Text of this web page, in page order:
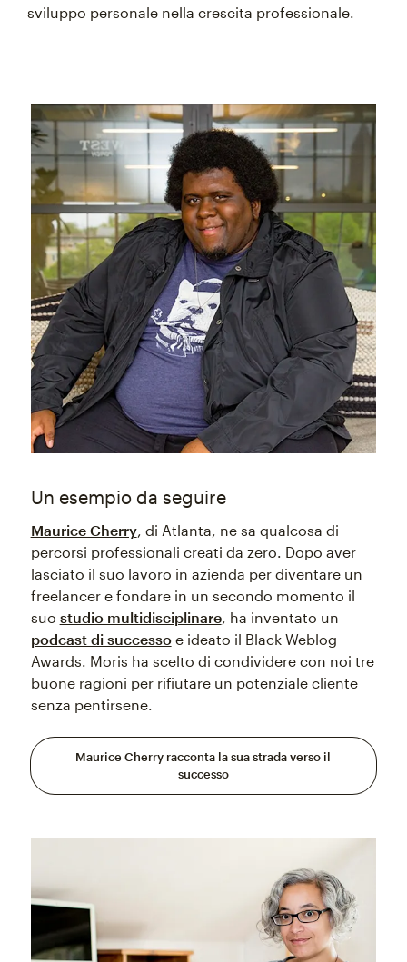
sviluppo personale nella crescita professionale.
Un esempio da seguire
Maurice Cherry, di Atlanta, ne sa qualcosa di
percorsi professionali creati da zero. Dopo aver
lasciato il suo lavoro in azienda per diventare un
freelancer e fondare in un secondo momento il
suo studio multidisciplinare, ha inventato un
podcast di successoe ideato il Black Weblog
Awards. Moris ha scelto di condividere con noi tre
buone ragioni per rifiutare un potenziale cliente
senza pentirsene.
Maurice Cherry racconta la sua strada verso il
successo